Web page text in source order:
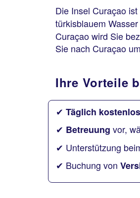
Die Insel Curaçao
türkisblauem
Curaçao wird Sie
Sie nach Curaçao
Ihre Vorteile
✔ Täglich
✔ Betreuung vor,
✔ Unterstützung
✔ Buchung von